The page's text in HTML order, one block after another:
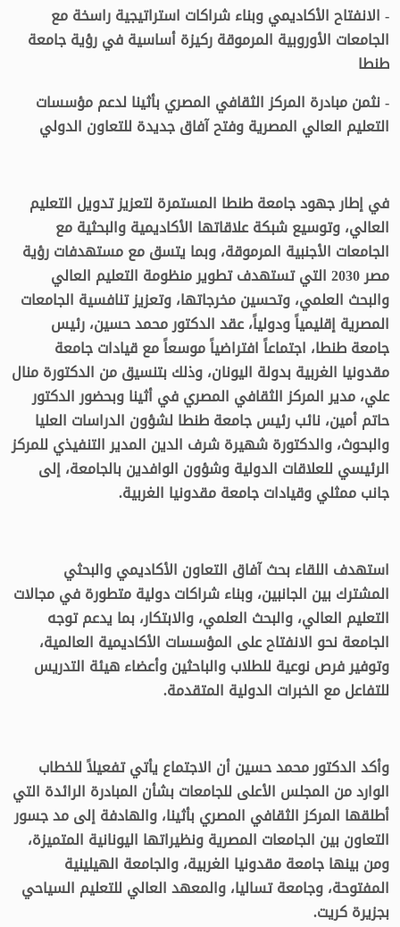
- الانفتاح الأكاديمي وبناء شراكات استراتيجية راسخة مع
الجامعات الأوروبية المرموقة ركيزة أساسية في رؤية جامعة
طنطا
- نثمن مبادرة المركز الثقافي المصري بأثينا لدعم مؤسسات
التعليم العالي المصرية وفتح آفاق جديدة للتعاون الدولي
في إطار جهود جامعة طنطا المستمرة لتعزيز تدويل التعليم
العالي، وتوسيع شبكة علاقاتها الأكاديمية والبحثية مع
الجامعات الأجنبية المرموقة، وبما يتسق مع مستهدفات رؤية
مصر 2030 التي تستهدف تطوير منظومة التعليم العالي
والبحث العلمي، وتحسين مخرجاتها، وتعزيز تنافسية الجامعات
المصرية إقليمياً ودولياً، عقد الدكتور محمد حسين، رئيس
جامعة طنطا، اجتماعاً افتراضياً موسعاً مع قيادات جامعة
مقدونيا الغربية بدولة اليونان، وذلك بتنسيق من الدكتورة منال
علي، مدير المركز الثقافي المصري في أثينا وبحضور الدكتور
حاتم أمين، نائب رئيس جامعة طنطا لشؤون الدراسات العليا
والبحوث، والدكتورة شهيرة شرف الدين المدير التنفيذي للمركز
الرئيسي للعلاقات الدولية وشؤون الوافدين بالجامعة، إلى
جانب ممثلي وقيادات جامعة مقدونيا الغربية.
استهدف اللقاء بحث آفاق التعاون الأكاديمي والبحثي
المشترك بين الجانبين، وبناء شراكات دولية متطورة في مجالات
التعليم العالي، والبحث العلمي، والابتكار، بما يدعم توجه
الجامعة نحو الانفتاح على المؤسسات الأكاديمية العالمية،
وتوفير فرص نوعية للطلاب والباحثين وأعضاء هيئة التدريس
للتفاعل مع الخبرات الدولية المتقدمة.
وأكد الدكتور محمد حسين أن الاجتماع يأتي تفعيلاً للخطاب
الوارد من المجلس الأعلى للجامعات بشأن المبادرة الرائدة التي
أطلقها المركز الثقافي المصري بأثينا، والهادفة إلى مد جسور
التعاون بين الجامعات المصرية ونظيراتها اليونانية المتميزة،
ومن بينها جامعة مقدونيا الغربية، والجامعة الهيلينية
المفتوحة، وجامعة تساليا، والمعهد العالي للتعليم السياحي
بجزيرة كريت.